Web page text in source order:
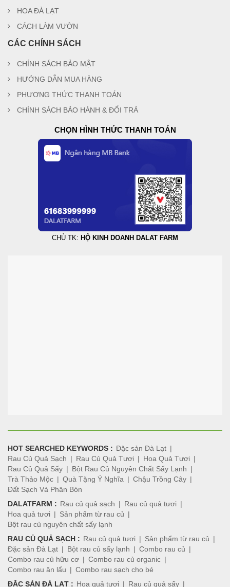
HOA ĐÀ LẠT
CÁCH LÀM VƯỜN
CÁC CHÍNH SÁCH
CHÍNH SÁCH BẢO MẬT
HƯỚNG DẪN MUA HÀNG
PHƯƠNG THỨC THANH TOÁN
CHÍNH SÁCH BẢO HÀNH & ĐỔI TRẢ
CHỌN HÌNH THỨC THANH TOÁN
CHỦ TK: HỘ KINH DOANH DALAT FARM
HOT SEARCHED KEYWORDS : Đặc sản Đà Lạt
Rau Củ Quả Sạch
Rau Củ Quả Tươi
Hoa Quả Tươi
Rau Củ Quả Sấy
Bột Rau Củ Nguyên Chất Sấy Lạnh
Trà Thảo Mộc
Quà Tặng Ý Nghĩa
Chậu Trồng Cây
Đất Sạch Và Phân Bón
DALATFARM : Rau củ quả sạch
Rau củ quả tươi
Hoa quả tươi
Sản phẩm từ rau củ
Bột rau củ nguyên chất sấy lạnh
RAU CỦ QUẢ SẠCH : Rau củ quả tươi
Sản phẩm từ rau củ
Đặc sản Đà Lạt
Bột rau củ sấy lạnh
Combo rau củ
Combo rau củ hữu cơ
Combo rau củ organic
Combo rau ăn lẩu
Combo rau sạch cho bé
ĐẶC SẢN ĐÀ LẠT : Hoa quả tươi Rau củ quả sấy